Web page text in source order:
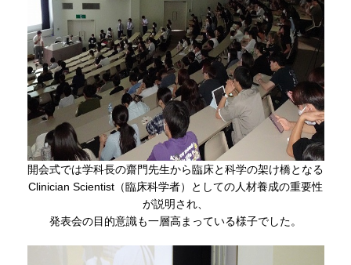
開会式では学科長の齋門先生から臨床と科学の架け橋となる
Clinician Scientist（臨床科学者）としての人材養成の重要性
が説明され、
発表会の目的意識も一層高まっている様子でした。